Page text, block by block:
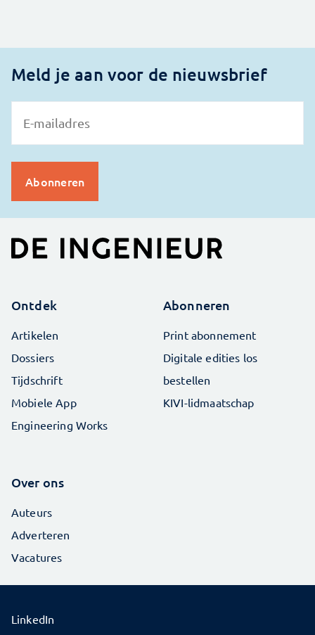
Meld je aan voor de nieuwsbrief
Ontdek
Artikelen
Dossiers
Tijdschrift
Mobiele App
Engineering Works
Abonneren
Print abonnement
Digitale edities los
bestellen
KIVI-lidmaatschap
Over ons
Auteurs
Adverteren
Vacatures
LinkedIn